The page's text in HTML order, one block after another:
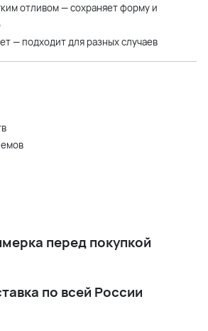
отливом — сохраняет форму и
— подходит для разных случаев
перед покупкой
по всей России